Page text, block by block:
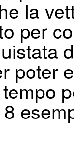
la
per
poter